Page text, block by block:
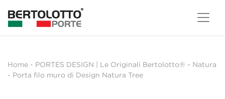
Home - PORTES DESIGN | Le Originali Bertolotto® - Natura
- Porta filo muro di Design Natura Tree